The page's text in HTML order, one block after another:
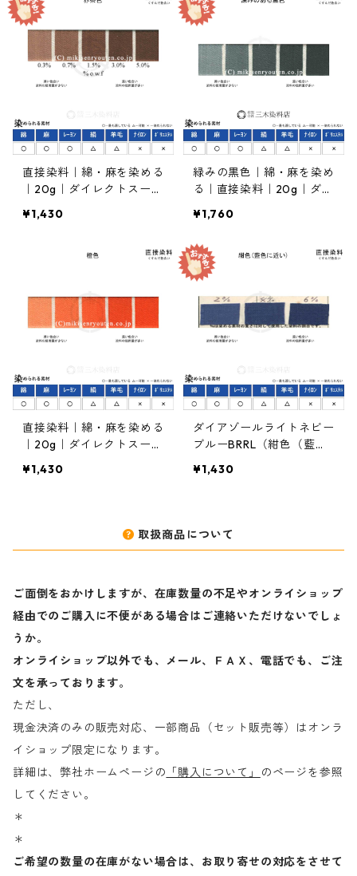
直接染料｜綿・麻を染める
｜20g｜ダイレクトスープ
¥1,430
緑みの黒色｜綿・麻を染め
る｜直接染料｜20g｜ダイ
¥1,760
直接染料｜綿・麻を染める
｜20g｜ダイレクトスープ
色）
¥1,430
ダイアゾールライトネビー
ブルーBRRL（紺色（藍に
¥1,430
取扱商品について
ご面倒をおかけしますが、在庫数量の不足やオンライショップ
経由でのご購入に不便がある場合はご連絡いただけないでしょ
うか。
オンライショップ以外でも、メール、ＦＡＸ、電話でも、ご注
文を承っております。
ただし、
現金決済のみの販売対応、一部商品（セット販売等）はオンラ
イショップ限定になります。
詳細は、弊社ホームページの 「購入について」
のページを参照
してください。
＊
＊
ご希望の数量の在庫がない場合は、お取り寄せの対応をさせて